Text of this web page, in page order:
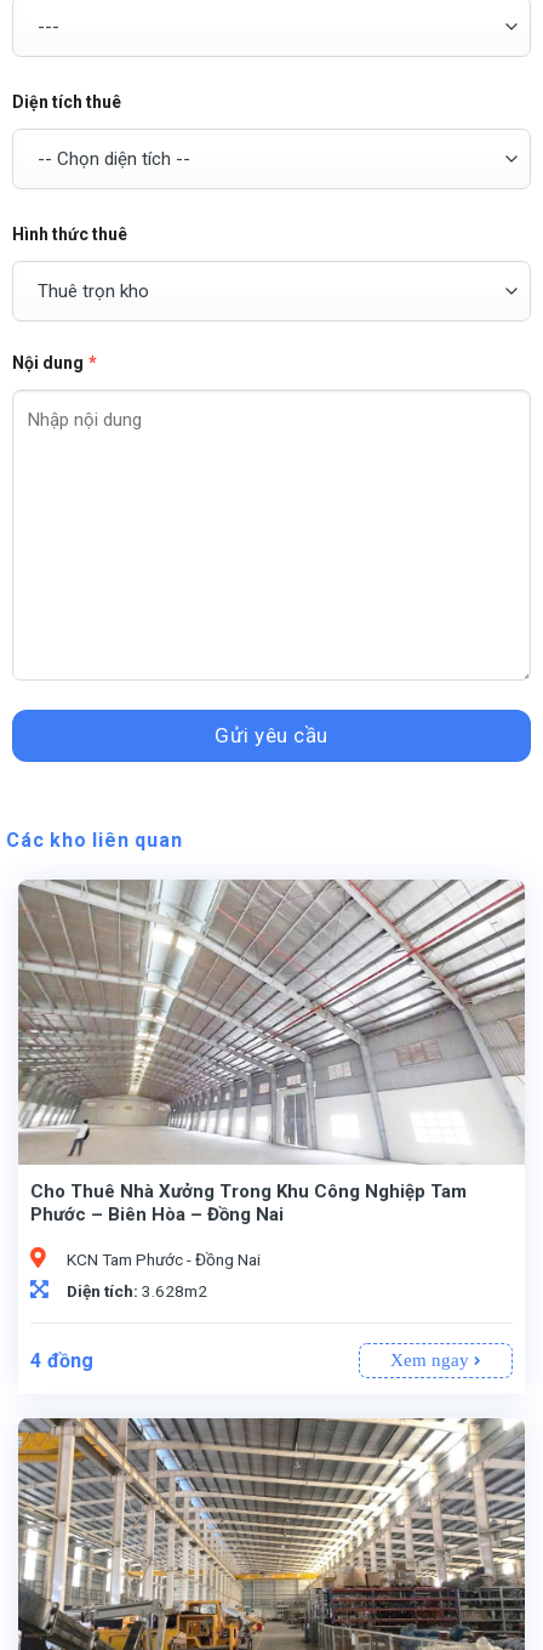
Diện tích thuê
Hình thức thuê
Nội dung *
Các kho liên quan
Cho Thuê Nhà Xưởng Trong Khu Công Nghiệp Tam
Phước – Biên Hòa – Đồng Nai
KCN Tam Phước - Đồng Nai
Diện tích: 3.628m2
4 đồng Xem ngay